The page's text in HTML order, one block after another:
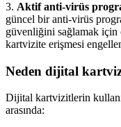
3. Aktif anti-virüs
güncel bir anti-virüs
güvenliğini sağlamak için
kartvizite erişmesi
Neden dijital
Dijital kartvizitlerin
arasında: